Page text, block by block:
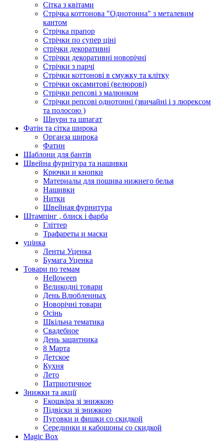
Сітка з квітами
Стрічка коттонова "Однотонна" з металевим
кантом
Стрічка прапор
Стрічки по супер ціні
стрічки декоративні
Стрічки декоративні новорічні
Стрічки з парчі
Стрічки коттонові в смужку та клітку
Стрічки оксамитові (велюрові)
Стрічки репсові з малюнком
Стрічки репсові однотонні (звичайні і з люрексом
та полосою )
Шнури та шпагат
Фатін та сітка широка
Органза широка
Фатин
Шаблони для бантів
Швейна фурнітура та нашивки
Крючки и кнопки
Материалы для пошива нижнего белья
Нашивки
Нитки
Швейная фурнитура
Штампінг , блиск і фарба
Гліттер
Трафареты и маски
уцінка
Ленты Уценка
Бумага Уценка
Товари по темам
Helloween
Великодні товари
День Влюбленных
Новорічні товари
Осінь
Шкільна тематика
Свадебное
День защитника
8 Марта
Детское
Кухня
Лето
Патриотичное
Знижки та акції
Екошкіра зі знижкою
Підвіски зі знижкою
Пуговки и фишки со скидкой
Серединки и кабошоны со скидкой
Magic Box